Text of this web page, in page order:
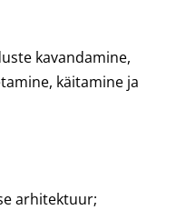
kavandamine,
käitamine ja
arhitektuur;